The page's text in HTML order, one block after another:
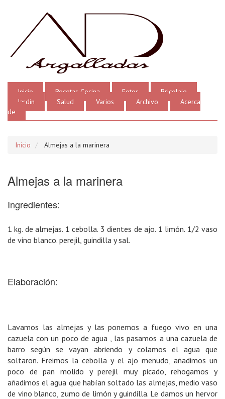
Inicio Recetas Cocina Fotos
Bricolaje
Jardin
Salud Varios Archivo
Acerca
de
Inicio Almejas a la marinera
Almejas a la marinera
Ingredientes:
1 kg. de almejas. 1 cebolla. 3 dientes de ajo. 1 limón. 1/2 vaso
de vino blanco. perejil, guindilla y sal.
Elaboración:
Lavamos las almejas y las ponemos a fuego vivo en una
cazuela con un poco de agua , las pasamos a una cazuela de
barro según se vayan abriendo y colamos el agua que
soltaron. Freimos la cebolla y el ajo menudo, añadimos un
poco de pan molido y perejil muy picado, rehogamos y
añadimos el agua que habían soltado las almejas, medio vaso
de vino blanco, zumo de limón y guindilla. Le damos un hervor